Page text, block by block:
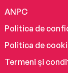
ANPC
Politica de
Politica de
Termeni și